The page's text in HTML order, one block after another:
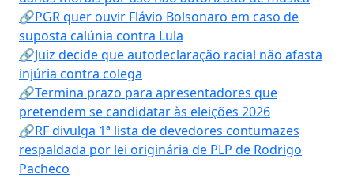
🔗PGR quer ouvir Flávio Bolsonaro em caso de
suposta calúnia contra Lula
🔗Juiz decide que autodeclaração racial não afasta
injúria contra colega
🔗Termina prazo para apresentadores que
pretendem se candidatar às eleições 2026
🔗RF divulga 1ª lista de devedores contumazes
respaldada por lei originária de PLP de Rodrigo
Pacheco